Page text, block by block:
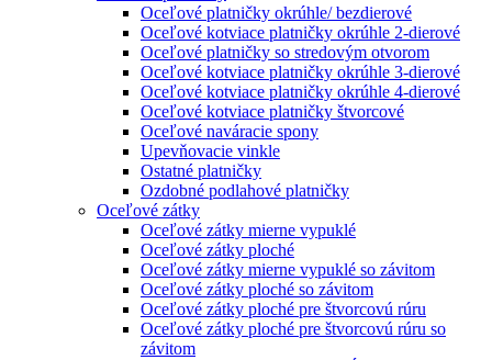
Oceľové platničky okrúhle/ bezdierové
Oceľové kotviace platničky okrúhle 2-dierové
Oceľové platničky so stredovým otvorom
Oceľové kotviace platničky okrúhle 3-dierové
Oceľové kotviace platničky okrúhle 4-dierové
Oceľové kotviace platničky štvorcové
Oceľové naváracie spony
Upevňovacie vinkle
Ostatné platničky
Ozdobné podlahové platničky
Oceľové zátky
Oceľové zátky mierne vypuklé
Oceľové zátky ploché
Oceľové zátky mierne vypuklé so závitom
Oceľové zátky ploché so závitom
Oceľové zátky ploché pre štvorcovú rúru
Oceľové zátky ploché pre štvorcovú rúru so
závitom